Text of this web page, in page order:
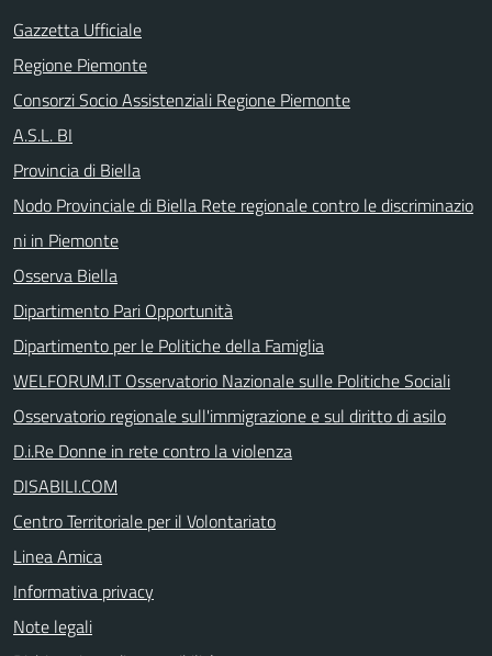
Gazzetta Ufficiale
Regione Piemonte
Consorzi Socio Assistenziali Regione Piemonte
A.S.L. BI
Provincia di Biella
Nodo Provinciale di Biella Rete regionale contro le discriminazio
ni in Piemonte
Osserva Biella
Dipartimento Pari Opportunità
Dipartimento per le Politiche della Famiglia
WELFORUM.IT Osservatorio Nazionale sulle Politiche Sociali
Osservatorio regionale sull'immigrazione e sul diritto di asilo
D.i.Re Donne in rete contro la violenza
DISABILI.COM
Centro Territoriale per il Volontariato
Linea Amica
Informativa privacy
Note legali